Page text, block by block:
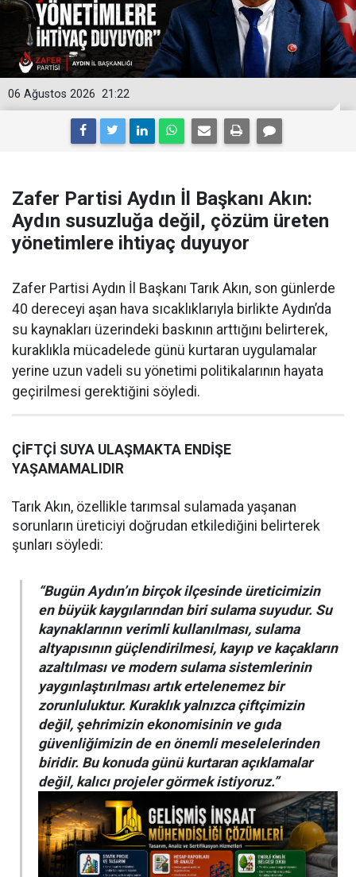
21:22
06 Ağustos 2026
Zafer Partisi Aydın İl Başkanı Akın:
Aydın susuzluğa değil, çözüm üreten
yönetimlere ihtiyaç duyuyor
Zafer Partisi Aydın İl Başkanı Tarık Akın, son günlerde
40 dereceyi aşan hava sıcaklıklarıyla birlikte Aydın’da
su kaynakları üzerindeki baskının arttığını belirterek,
kuraklıkla mücadelede günü kurtaran uygulamalar
yerine uzun vadeli su yönetimi politikalarının hayata
geçirilmesi gerektiğini söyledi.
ÇİFTÇİ SUYA ULAŞMAKTA ENDİŞE
YAŞAMAMALIDIR
Tarık Akın, özellikle tarımsal sulamada yaşanan
sorunların üreticiyi doğrudan etkilediğini belirterek
şunları söyledi:
“Bugün Aydın’ın birçok ilçesinde üreticimizin
en büyük kaygılarından biri sulama suyudur. Su
kaynaklarının verimli kullanılması, sulama
altyapısının güçlendirilmesi, kayıp ve kaçakların
azaltılması ve modern sulama sistemlerinin
yaygınlaştırılması artık ertelenemez bir
zorunluluktur. Kuraklık yalnızca çiftçimizin
değil, şehrimizin ekonomisinin ve gıda
güvenliğimizin de en önemli meselelerinden
biridir. Bu konuda günü kurtaran açıklamalar
değil, kalıcı projeler görmek istiyoruz.”